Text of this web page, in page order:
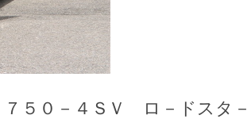
５０－４ＳＶ ロ－ドスタ－